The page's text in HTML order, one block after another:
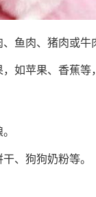
鱼肉、猪肉或牛
如苹果、香蕉等
、狗狗奶粉等。